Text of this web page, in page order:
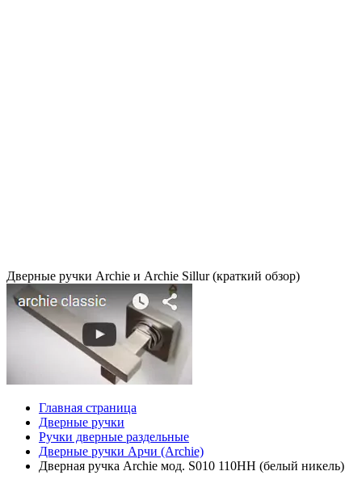
Дверные ручки Archie и Archie Sillur (краткий обзор)
Главная страница
Дверные ручки
Ручки дверные раздельные
Дверные ручки Арчи (Archie)
Дверная ручка Archie мод. S010 110HH (белый никель)